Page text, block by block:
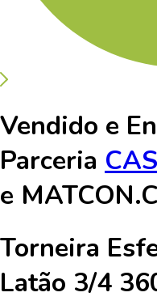
Vendido e
Parceria
e
Torneira
Latão 3/4